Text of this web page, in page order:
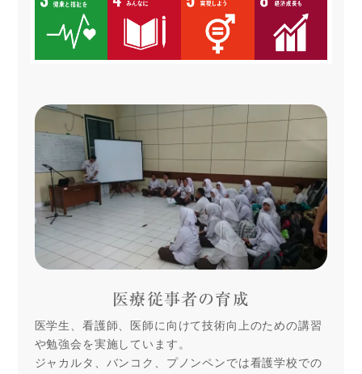
医療従事者の育成
医学生、看護師、医師に向けて技術向上のための講習
や勉強会を実施しています。
ジャカルタ、バンコク、プノンペンでは看護学校での